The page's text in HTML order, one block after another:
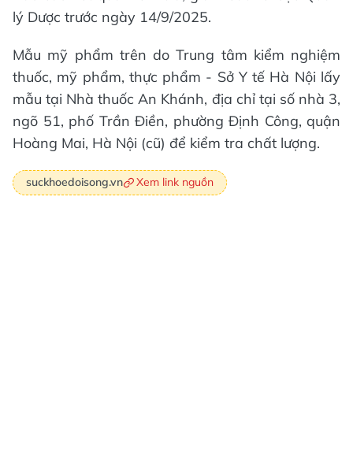
lý Dược trước ngày 14/9/2025.
Mẫu mỹ phẩm trên do Trung tâm kiểm nghiệm
thuốc, mỹ phẩm, thực phẩm - Sở Y tế Hà Nội lấy
mẫu tại Nhà thuốc An Khánh, địa chỉ tại số nhà 3,
ngõ 51, phố Trần Điền, phường Định Công, quận
Hoàng Mai, Hà Nội (cũ) để kiểm tra chất lượng.
suckhoedoisong.vn Xem link nguồn